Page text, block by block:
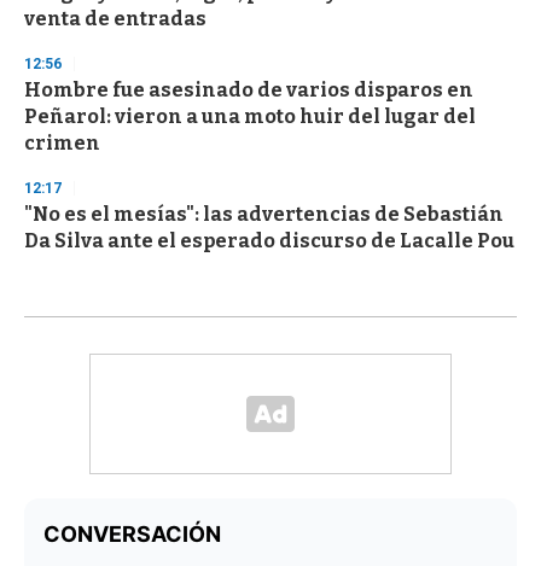
venta de entradas
12:56
Hombre fue asesinado de varios disparos en
Peñarol: vieron a una moto huir del lugar del
crimen
12:17
"No es el mesías": las advertencias de Sebastián
Da Silva ante el esperado discurso de Lacalle Pou